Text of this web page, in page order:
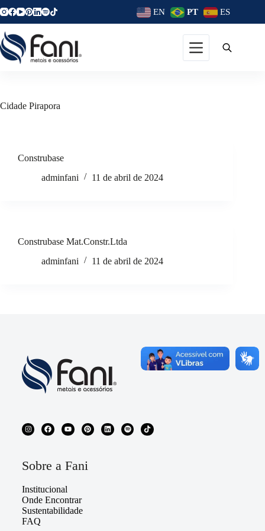
EN PT ES
Cidade Pirapora
Construbase
adminfani
11 de abril de 2024
Construbase Mat.Constr.Ltda
adminfani
11 de abril de 2024
Sobre a Fani
Institucional
Onde Encontrar
Sustentabilidade
FAQ